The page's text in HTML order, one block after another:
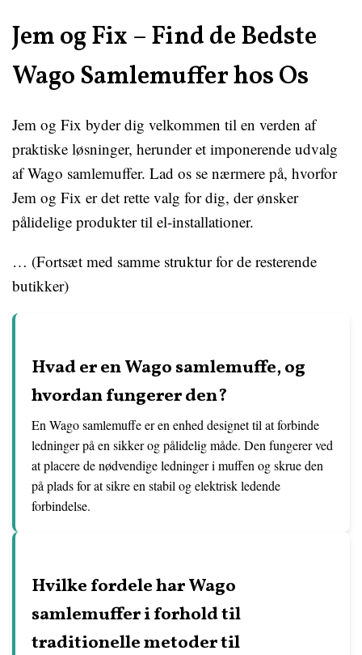
Jem og Fix – Find de Bedste
Wago Samlemuffer hos Os
Jem og Fix byder dig velkommen til en verden af
praktiske løsninger, herunder et imponerende udvalg
af Wago samlemuffer. Lad os se nærmere på, hvorfor
Jem og Fix er det rette valg for dig, der ønsker
pålidelige produkter til el-installationer.
… (Fortsæt med samme struktur for de resterende
butikker)
Hvad er en Wago samlemuffe, og
hvordan fungerer den?
En Wago samlemuffe er en enhed designet til at forbinde
ledninger på en sikker og pålidelig måde. Den fungerer ved
at placere de nødvendige ledninger i muffen og skrue den
på plads for at sikre en stabil og elektrisk ledende
forbindelse.
Hvilke fordele har Wago
samlemuffer i forhold til
traditionelle metoder til